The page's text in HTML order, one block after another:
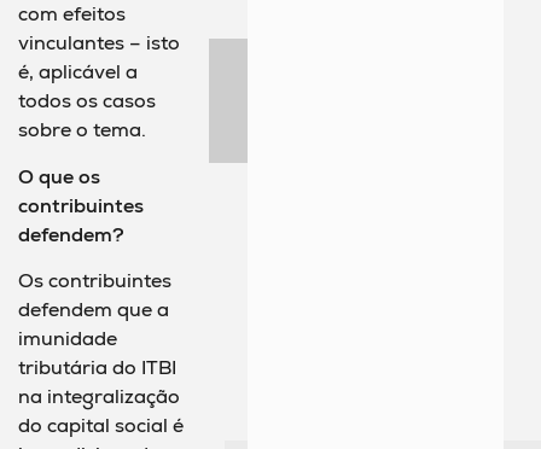
com efeitos
vinculantes – isto
é, aplicável a
todos os casos
sobre o tema.
O que os
contribuintes
defendem?
Os contribuintes
defendem que a
imunidade
tributária do ITBI
na integralização
do capital social é